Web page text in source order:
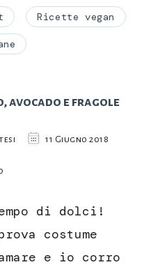
Ricette vegan
avocado e fragole
11 Giugno 2018
avocado di dolci!
costume
e io corro